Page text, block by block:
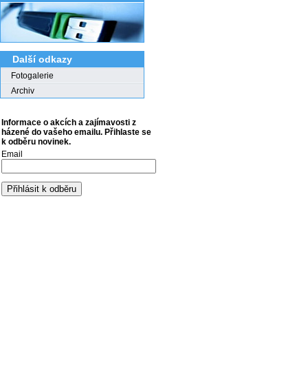
Další odkazy
Fotogalerie
Archiv
Informace o akcích a zajímavosti z
házené do vašeho emailu. Přihlaste se
k odběru novinek.
Email